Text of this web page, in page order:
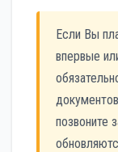
Если Вы
впервые
позвоните